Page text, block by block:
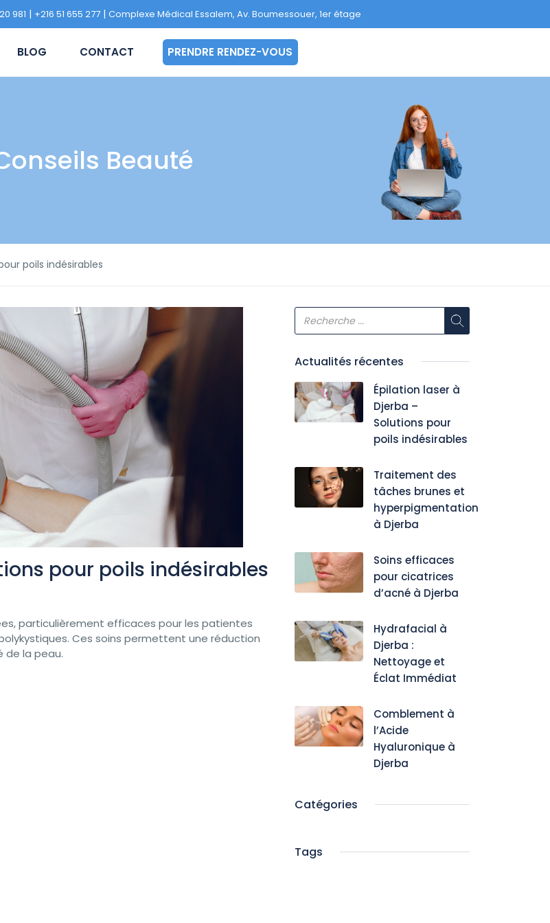
981 | +216 51 655 277 | Complexe Médical Essalem, Av. Boumessouer, 1er étage
BLOG CONTACT PRENDRE RENDEZ-VOUS
Beauté
poils indésirables
pour poils indésirables
particulièrement efficaces pour les patientes
Ces soins permettent une réduction
de la peau.
Actualités récentes
Épilation laser à
Djerba –
Solutions pour
poils indésirables
Traitement des
tâches brunes et
hyperpigmentation
à Djerba
Soins efficaces
pour cicatrices
d’acné à Djerba
Hydrafacial à
Djerba :
Nettoyage et
Éclat Immédiat
Comblement à
l’Acide
Hyaluronique à
Djerba
Catégories
Tags